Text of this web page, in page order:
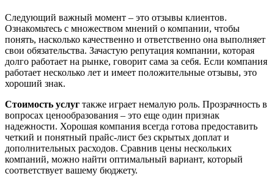
Следующий важный момент – это отзывы клиентов.
Ознакомьтесь с множеством мнений о компании, чтобы
понять, насколько качественно и ответственно она выполняет
свои обязательства. Зачастую репутация компании, которая
долго работает на рынке, говорит сама за себя. Если компания
работает несколько лет и имеет положительные отзывы, это
хороший знак.
Стоимость услуг также играет немалую роль. Прозрачность в
вопросах ценообразования – это еще один признак
надежности. Хорошая компания всегда готова предоставить
четкий и понятный прайс-лист без скрытых доплат и
дополнительных расходов. Сравнив цены нескольких
компаний, можно найти оптимальный вариант, который
соответствует вашему бюджету.